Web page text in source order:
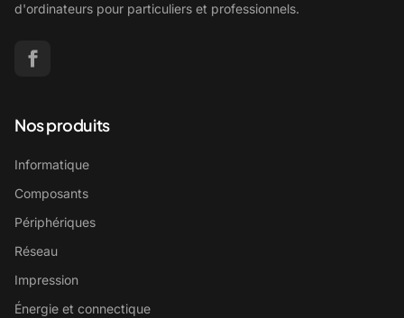
d'ordinateurs pour particuliers et professionnels.
Nos produits
Informatique
Composants
Périphériques
Réseau
Impression
Énergie et connectique